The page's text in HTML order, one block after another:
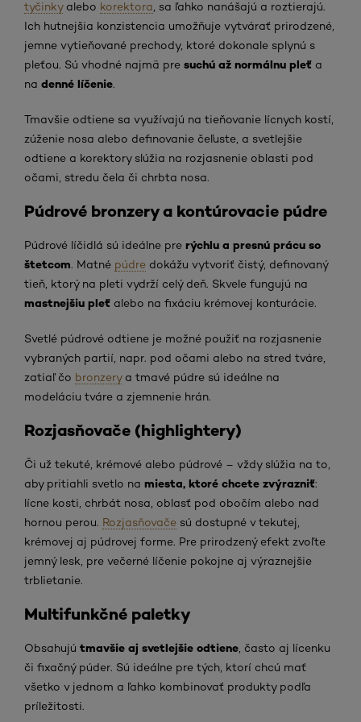
tyčinky alebo korektora , sa ľahko nanášajú a roztierajú.
Ich hutnejšia konzistencia umožňuje vytvárať prirodzené,
jemne vytieňované prechody, ktoré dokonale splynú s
pleťou. Sú vhodné najmä pre suchú až normálnu pleť a
na denné líčenie.
Tmavšie odtiene sa využívajú na tieňovanie lícnych kostí,
zúženie nosa alebo definovanie čeľuste, a svetlejšie
odtiene a korektory slúžia na rozjasnenie oblasti pod
očami, stredu čela či chrbta nosa.
Púdrové bronzery a kontúrovacie púdre
Púdrové líčidlá sú ideálne pre rýchlu a presnú prácu so
štetcom. Matné púdre dokážu vytvoriť čistý, definovaný
tieň, ktorý na pleti vydrží celý deň. Skvele fungujú na
mastnejšiu pleť alebo na fixáciu krémovej konturácie.
Svetlé púdrové odtiene je možné použiť na rozjasnenie
vybraných partií, napr. pod očami alebo na stred tváre,
zatiaľ čo bronzerya tmavé púdre sú ideálne na
modeláciu tváre a zjemnenie hrán.
Rozjasňovače (highlightery)
Či už tekuté, krémové alebo púdrové – vždy slúžia na to,
aby pritiahli svetlo na miesta, ktoré chcete zvýrazniť:
lícne kosti, chrbát nosa, oblasť pod obočím alebo nad
hornou perou. Rozjasňovače sú dostupné v tekutej,
krémovej aj púdrovej forme. Pre prirodzený efekt zvoľte
jemný lesk, pre večerné líčenie pokojne aj výraznejšie
trblietanie.
Multifunkčné paletky
Obsahujú tmavšie aj svetlejšie odtiene , často aj lícenku
či fixačný púder. Sú ideálne pre tých, ktorí chcú mať
všetko v jednom a ľahko kombinovať produkty podľa
príležitosti.